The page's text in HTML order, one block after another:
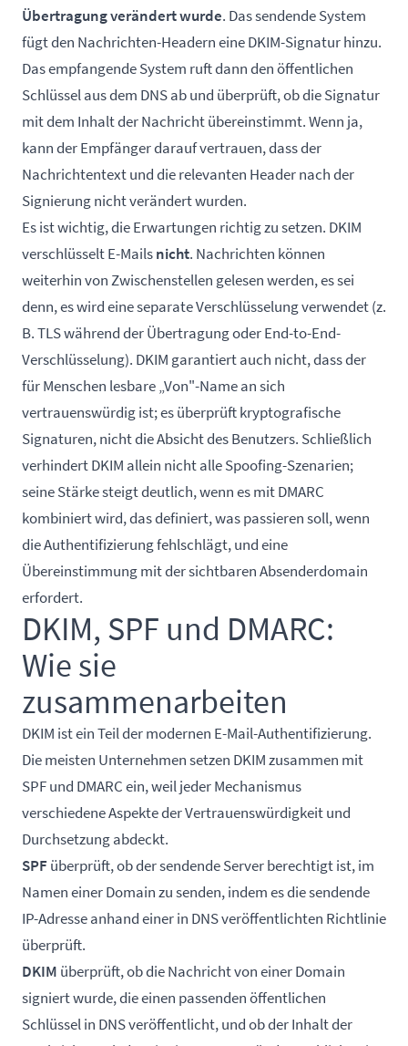
Übertragung verändert wurde. Das sendende System
fügt den Nachrichten-Headern eine DKIM-Signatur hinzu.
Das empfangende System ruft dann den öffentlichen
Schlüssel aus dem DNS ab und überprüft, ob die Signatur
mit dem Inhalt der Nachricht übereinstimmt. Wenn ja,
kann der Empfänger darauf vertrauen, dass der
Nachrichtentext und die relevanten Header nach der
Signierung nicht verändert wurden.
Es ist wichtig, die Erwartungen richtig zu setzen. DKIM
verschlüsselt E-Mailsnicht. Nachrichten können
weiterhin von Zwischenstellen gelesen werden, es sei
denn, es wird eine separate Verschlüsselung verwendet (z.
B. TLS während der Übertragung oder End-to-End-
Verschlüsselung). DKIM garantiert auch nicht, dass der
für Menschen lesbare „Von"-Name an sich
vertrauenswürdig ist; es überprüft kryptografische
Signaturen, nicht die Absicht des Benutzers. Schließlich
verhindert DKIM allein nicht alle Spoofing-Szenarien;
seine Stärke steigt deutlich, wenn es mit DMARC
kombiniert wird, das definiert, was passieren soll, wenn
die Authentifizierung fehlschlägt, und eine
Übereinstimmung mit der sichtbaren Absenderdomain
erfordert.
DKIM, SPF und DMARC:
Wie sie
zusammenarbeiten
DKIM ist ein Teil der modernen E-Mail-Authentifizierung.
Die meisten Unternehmen setzen DKIM zusammen mit
SPF und DMARC ein, weil jeder Mechanismus
verschiedene Aspekte der Vertrauenswürdigkeit und
Durchsetzung abdeckt.
SPFüberprüft, ob der sendende Server berechtigt ist, im
Namen einer Domain zu senden, indem es die sendende
IP-Adresse anhand einer in DNS veröffentlichten Richtlinie
überprüft.
DKIM überprüft, ob die Nachricht von einer Domain
signiert wurde, die einen passenden öffentlichen
Schlüssel in DNS veröffentlicht, und ob der Inhalt der